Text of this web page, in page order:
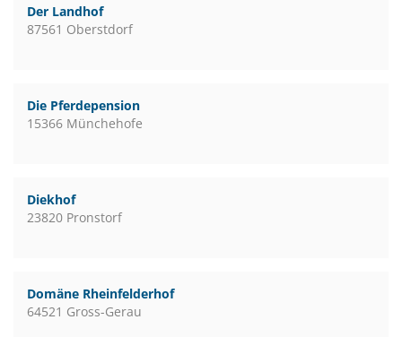
Der Landhof
87561 Oberstdorf
Die Pferdepension
15366 Münchehofe
Diekhof
23820 Pronstorf
Domäne Rheinfelderhof
64521 Gross-Gerau